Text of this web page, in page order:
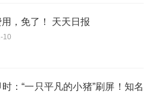
，免了！ 天天日报
10
：“一只平凡的小猪”刷屏！知名